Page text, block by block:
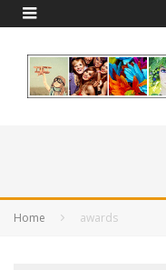
Home awards